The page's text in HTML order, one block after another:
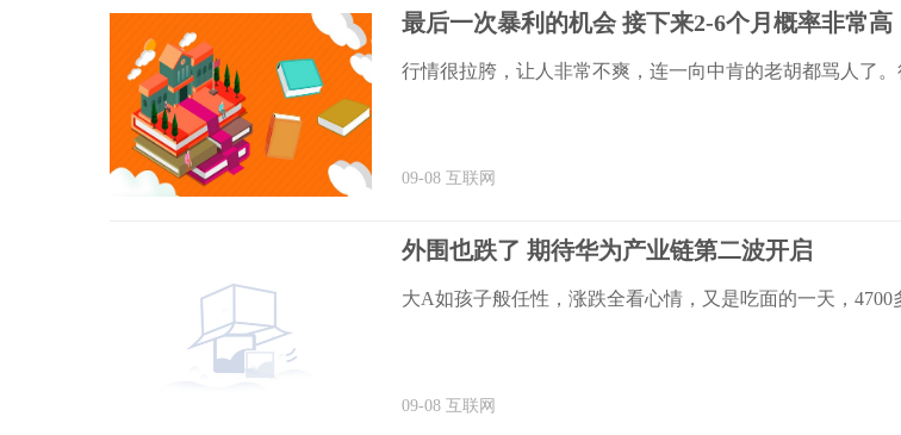
最后一次暴利的机会 接下来2-6个月概率非常高
行情很拉胯，让人非常不爽，连一向中肯的老胡都骂人了
09-08 互联网
外围也跌了 期待华为产业链第二波开启
大A如孩子般任性，涨跌全看心情，又是吃面的一天，4700
09-08 互联网